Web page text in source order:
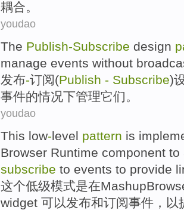
耦合。
youdao
The Publish-Subscribe design
manage events without
发布-订阅(Publish - Subscribe)
事件的情况下管理它们。
youdao
This low-level pattern is
Browser Runtime component to
subscribe to events to provide
这个低级模式是在Mashup
widget 可以 发布和订阅事件 ， 以